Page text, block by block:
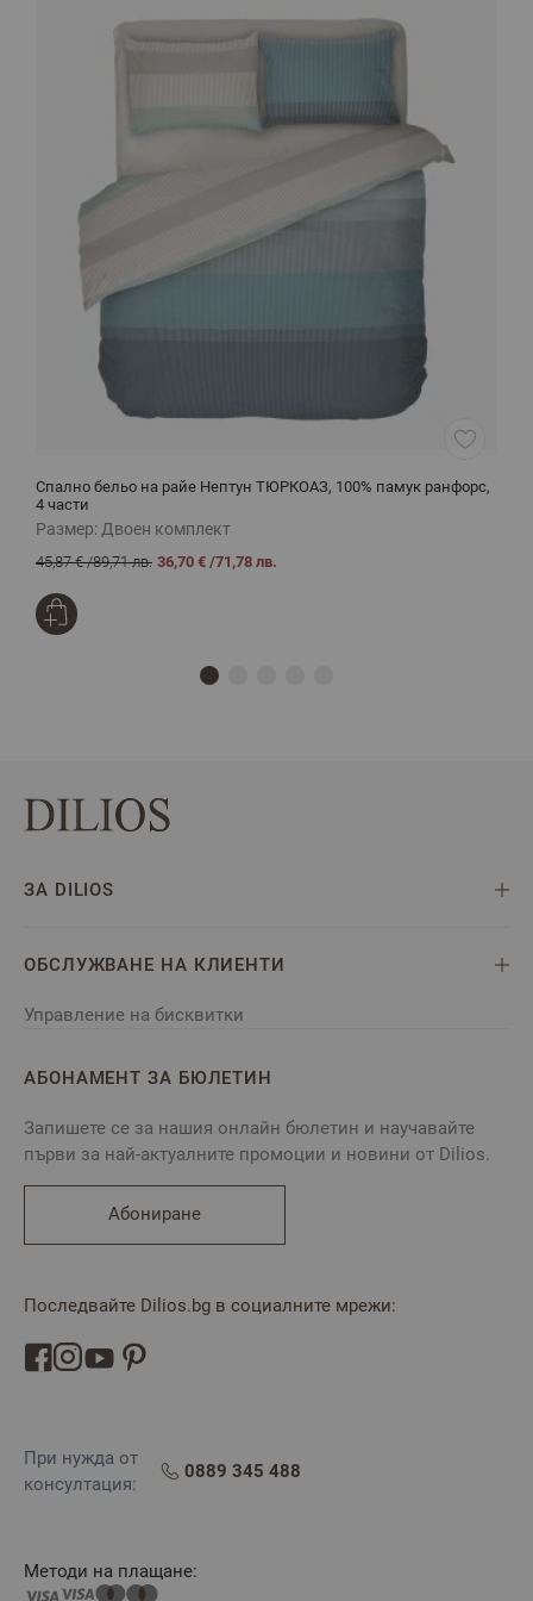
Спално бельо на райе Нептун ТЮРКОАЗ, 100% памук ранфорс,
4 части
Размер: Двоен комплект
45,87 €/89,71 лв. 36,70 € /71,78 лв.
ЗА DILIOS
ОБСЛУЖВАНЕ НА КЛИЕНТИ
Управление на бисквитки
АБОНАМЕНТ ЗА БЮЛЕТИН
Запишете се за нашия онлайн бюлетин и научавайте
първи за най-актуалните промоции и новини от Dilios.
Абониране
Последвайте Dilios.bg в социалните мрежи:
При нужда от
консултация:
0889 345 488
Методи на плащане: